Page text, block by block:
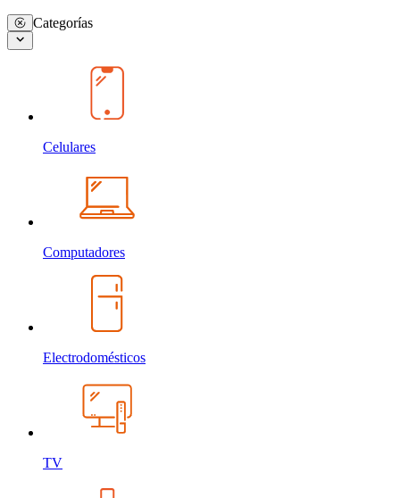
Categorías
Celulares
Computadores
Electrodomésticos
TV